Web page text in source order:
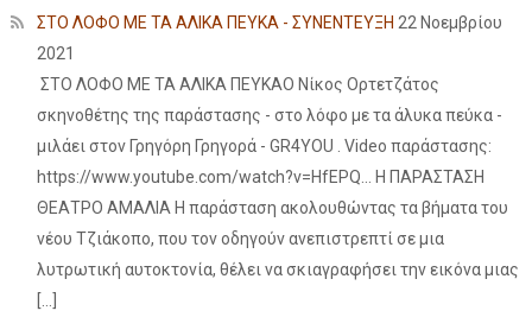
ΣΤΟ ΛΟΦΟ ΜΕ ΤΑ ΑΛΙΚΑ ΠΕΥΚΑ - ΣΥΝΕΝΤΕΥΞΗ 22 Νοεμβρίου
2021
ΣΤΟ ΛΟΦΟ ΜΕ ΤΑ ΑΛΙΚΑ ΠΕΥΚΑΟ Νίκος Ορτετζάτος
σκηνοθέτης της παράστασης - στο λόφο με τα άλυκα πεύκα -
μιλάει στον Γρηγόρη Γρηγορά - GR4YOU . Video παράστασης:
https://www.youtube.com/watch?v=HfEPQ... Η ΠΑΡΑΣΤΑΣΗ
ΘΕΑΤΡΟ ΑΜΑΛΙΑ Η παράσταση ακολουθώντας τα βήματα του
νέου Τζιάκοπο, που τον οδηγούν ανεπιστρεπτί σε μια
λυτρωτική αυτοκτονία, θέλει να σκιαγραφήσει την εικόνα μιας
[…]